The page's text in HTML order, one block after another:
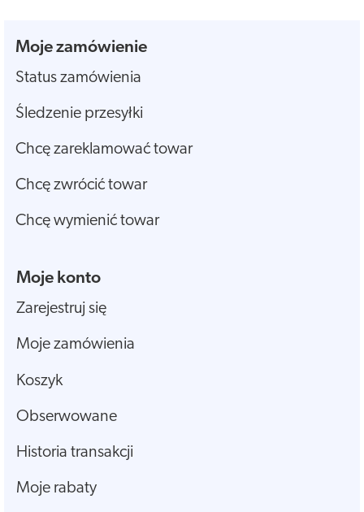
Moje zamówienie
Status zamówienia
Śledzenie przesyłki
Chcę zareklamować towar
Chcę zwrócić towar
Chcę wymienić towar
Moje konto
Zarejestruj się
Moje zamówienia
Koszyk
Obserwowane
Historia transakcji
Moje rabaty